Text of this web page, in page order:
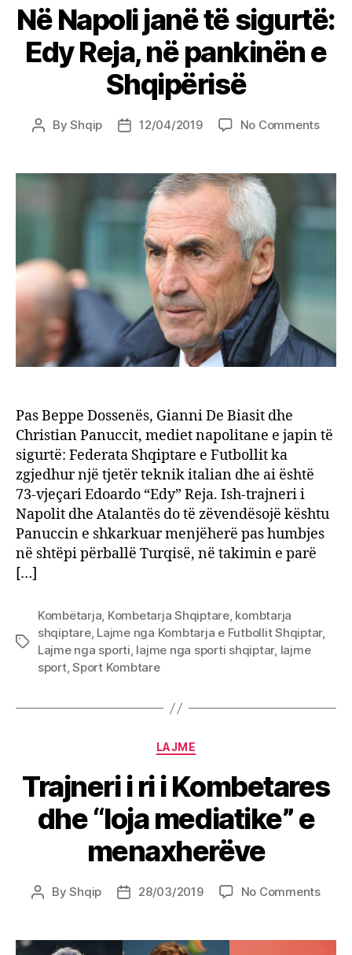
Në Napoli janë të sigurtë:
Edy Reja, në pankinën e
Shqipërisë
PostByShqip
Post12/04/2019 No Commentson
janë
Edy
e
Pas Beppe Dossenës, Gianni De Biasit dhe
Christian Panuccit, mediet napolitane e japin të
sigurtë: Federata Shqiptare e Futbollit ka
zgjedhur një tjetër teknik italian dhe ai është
73-vjeçari Edoardo “Edy” Reja. Ish-trajneri i
Napolit dhe Atalantës do të zëvendësojë kështu
Panuccin e shkarkuar menjëherë pas humbjes
në shtëpi përballë Turqisë, në takimin e parë
[…]
Tags
Kombëtarja, Kombetarja Shqiptare, kombtarja
shqiptare, Lajme nga Kombtarja e Futbollit Shqiptar,
Lajme nga sporti, lajme nga sporti shqiptar, lajme
sport,Sport Kombtare
Categories
LAJME
Trajneri i ri i Kombetares
dhe “loja mediatike” e
menaxherëve
PostByShqip
Post28/03/2019 No Commentson
ri